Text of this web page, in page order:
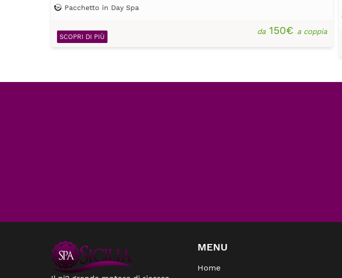
Pacchetto in Day Spa
da150€ a coppia
SCOPRI DI PIÙ
MENU
Home